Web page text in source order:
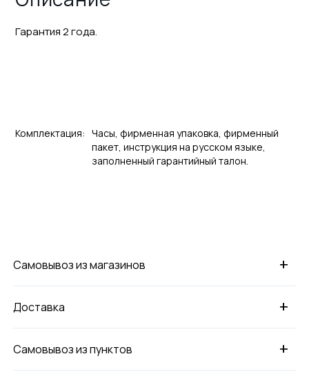
Гарантия 2 года.
Комплектация: Часы, фирменная упаковка, фирменный
пакет, инструкция на русском языке,
заполненный гарантийный талон.
+
Самовывоз из магазинов
+
Доставка
+
Самовывоз из пунктов